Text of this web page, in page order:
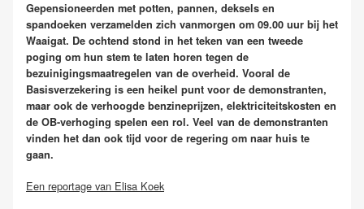
Gepensioneerden met potten, pannen, deksels en
spandoeken verzamelden zich vanmorgen om 09.00 uur bij het
Waaigat. De ochtend stond in het teken van een tweede
poging om hun stem te laten horen tegen de
bezuinigingsmaatregelen van de overheid. Vooral de
Basisverzekering is een heikel punt voor de demonstranten,
maar ook de verhoogde benzineprijzen, elektriciteitskosten en
de OB-verhoging spelen een rol. Veel van de demonstranten
vinden het dan ook tijd voor de regering om naar huis te
gaan.
Een reportage van Elisa Koek